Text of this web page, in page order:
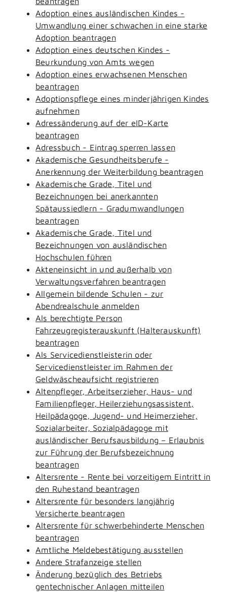
Adoption eines ausländischen Kindes -
Umwandlung einer schwachen in eine starke
Adoption beantragen
Adoption eines deutschen Kindes -
Beurkundung von Amts wegen
Adoption eines erwachsenen Menschen
beantragen
Adoptionspflege eines minderjährigen Kindes
aufnehmen
Adressänderung auf der eID-Karte
beantragen
Adressbuch - Eintrag sperren lassen
Akademische Gesundheitsberufe -
Anerkennung der Weiterbildung beantragen
Akademische Grade, Titel und
Bezeichnungen bei anerkannten
Spätaussiedlern - Gradumwandlungen
beantragen
Akademische Grade, Titel und
Bezeichnungen von ausländischen
Hochschulen führen
Akteneinsicht in und außerhalb von
Verwaltungsverfahren beantragen
Allgemein bildende Schulen - zur
Abendrealschule anmelden
Als berechtigte Person
Fahrzeugregisterauskunft (Halterauskunft)
beantragen
Als Servicedienstleisterin oder
Servicedienstleister im Rahmen der
Geldwäscheaufsicht registrieren
Altenpfleger, Arbeitserzieher, Haus- und
Familienpfleger, Heilerziehungsassistent,
Heilpädagoge, Jugend- und Heimerzieher,
Sozialarbeiter, Sozialpädagoge mit
ausländischer Berufsausbildung – Erlaubnis
zur Führung der Berufsbezeichnung
beantragen
Altersrente - Rente bei vorzeitigem Eintritt in
den Ruhestand beantragen
Altersrente für besonders langjährig
Versicherte beantragen
Altersrente für schwerbehinderte Menschen
beantragen
Amtliche Meldebestätigung ausstellen
Andere Strafanzeige stellen
Änderung bezüglich des Betriebs
gentechnischer Anlagen mitteilen